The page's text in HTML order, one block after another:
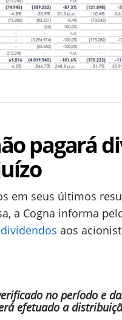
pagará
em seus últimos
a Cogna informa
dividendos aos
no período e
efetuado a